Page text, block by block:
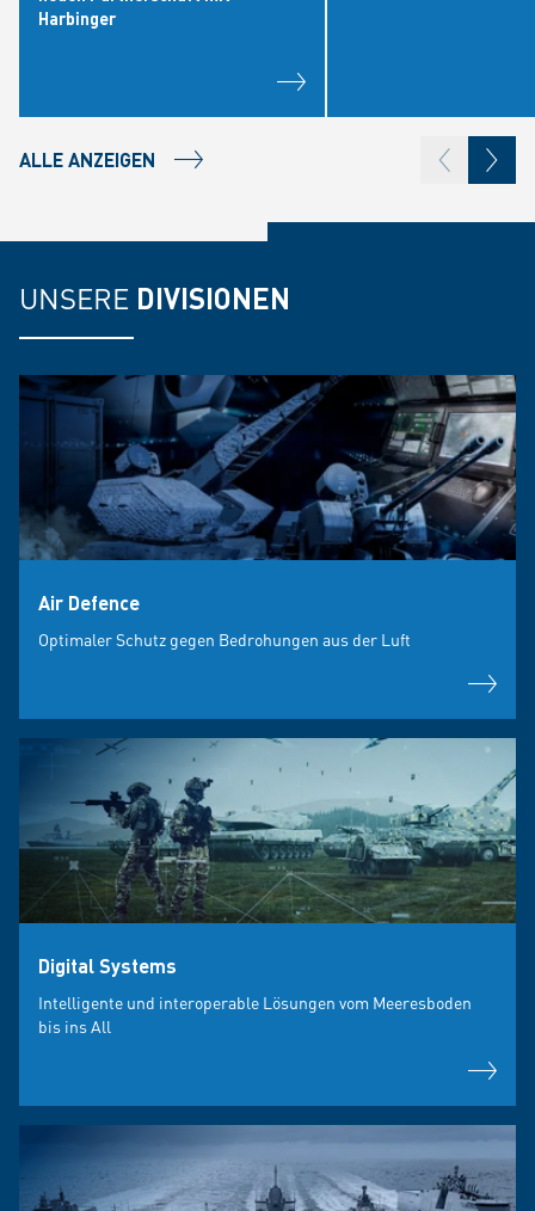
Harbinger
ALLE ANZEIGEN
UNSERE DIVISIONEN
Air Defence
Optimaler Schutz gegen Bedrohungen aus der Luft
Digital Systems
Intelligente und interoperable Lösungen vom Meeresboden
bis ins All